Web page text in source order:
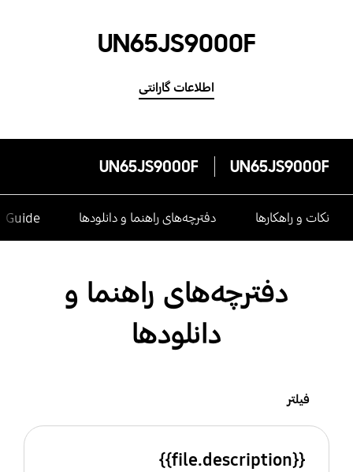
UN65JS9000F
اطلاعات گارانتی
UN65JS9000F
UN65JS9000F
نکات و راهکارها دفترچه‌های راهنما و دانلودها
دفترچه‌های راهنما و
دانلودها
فیلتر
{{file.description}}